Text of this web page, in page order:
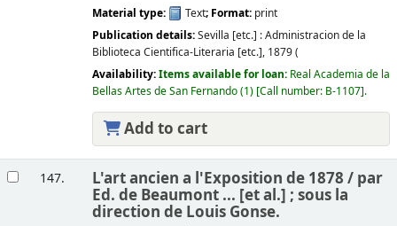
Material type:
Text; Format: print
Publication details:Sevilla [etc.] :Administracion de la
Biblioteca Cientifica-Literaria [etc.], 1879 (
Availability:Items available for loan: Real Academia de la
Bellas Artes de San Fernando(1) Call number: B-1107 .
Add to cart
147. L'art ancien a l'Exposition de 1878 / par
Ed. de Beaumont ... [et al.] ; sous la
direction de Louis Gonse.